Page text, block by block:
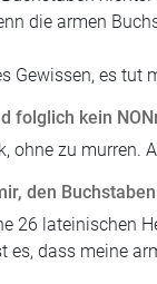
die armen
Gewissen, es
folglich kein
ohne zu
den
26 lateinischen
es, dass meine